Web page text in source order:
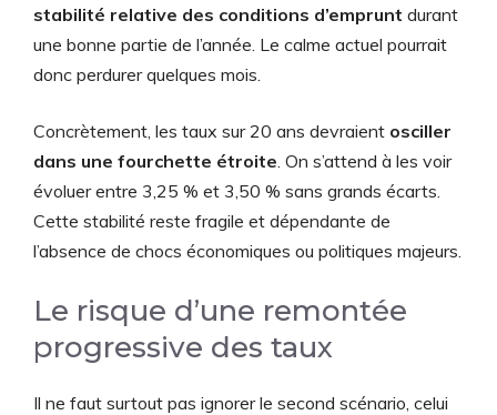
stabilité relative des conditions d’emprunt durant
une bonne partie de l’année. Le calme actuel pourrait
donc perdurer quelques mois.
Concrètement, les taux sur 20 ans devraient osciller
dans une fourchette étroite . On s’attend à les voir
évoluer entre 3,25 % et 3,50 % sans grands écarts.
Cette stabilité reste fragile et dépendante de
l’absence de chocs économiques ou politiques majeurs.
Le risque d’une remontée
progressive des taux
Il ne faut surtout pas ignorer le second scénario, celui